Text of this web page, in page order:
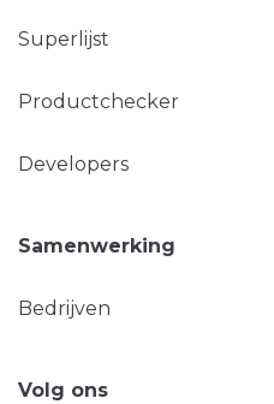
Superlijst
Productchecker
Developers
Samenwerking
Bedrijven
Volg ons